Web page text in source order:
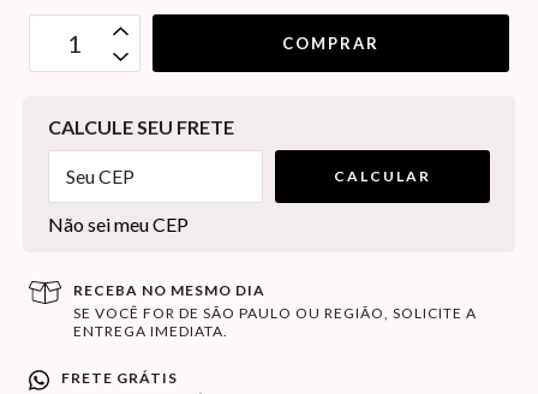
OPÇÕES DE FRETE
CALCULE SEU FRETE
CALCULAR
Não sei meu CEP
RECEBA NO MESMO DIA
SE VOCÊ FOR DE SÃO PAULO OU REGIÃO, SOLICITE A
ENTREGA IMEDIATA.
FRETE GRÁTIS